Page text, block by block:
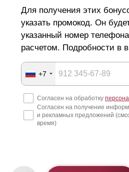
Для получения этих
указать промокод. Он
указанный номер
расчетом. Подробности в
+7
Согласен на обработку
Согласен на получение
и рекламных предложений
время)